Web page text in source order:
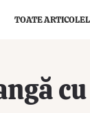
TOATE